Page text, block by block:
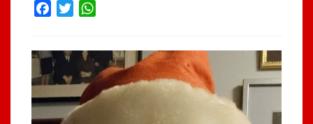
Facebook
Twitter